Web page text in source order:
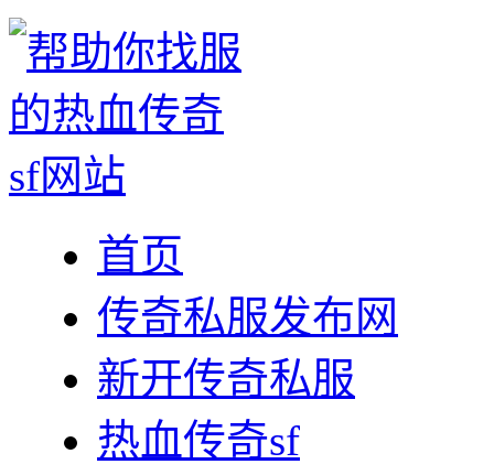
首页
传奇私服发布网
新开传奇私服
热血传奇sf